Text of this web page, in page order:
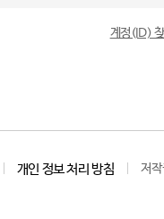
계정(ID)
개인 정보 처리 방침 저